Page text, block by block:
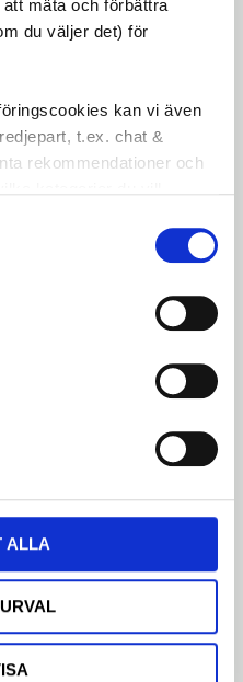
mäta och förbättra
du väljer det) för
kan vi även
t.ex. chat &
rekommendationer och
ALLA
är det idealiska valet
omdöme.